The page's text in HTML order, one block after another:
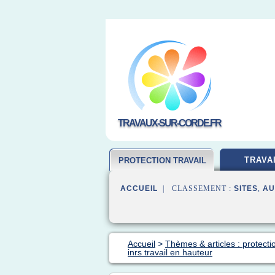
TRAVAUX-SUR-CORDE.FR
PROTECTION TRAVAIL
ACCUEIL | CLASSEMENT : SITES,
Accueil > Thèmes & articles :
inrs travail en hauteur